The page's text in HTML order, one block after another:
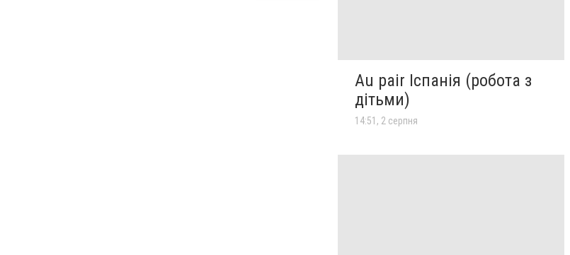
Au pair Іспанія (робота з
дітьми)
14:51, 2 серпня